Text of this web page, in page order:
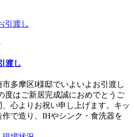
渡し
多摩区I様邸でいよいよお引渡し
度はご新居完成誠におめでとうご
心よりお祝い申し上げます。キッ
で造り、IHやシンク・食洗器を